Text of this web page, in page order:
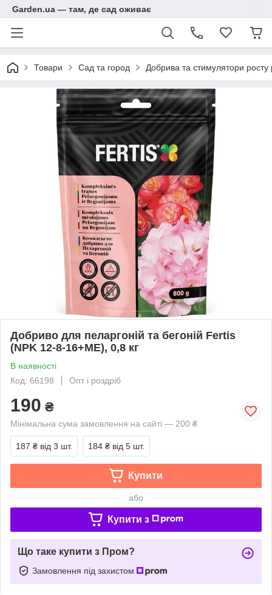
Garden.ua — там, де сад оживає
Товари Сад та город Добрива та стимулятори росту
Добриво для пеларгоній та бегоній Fertis
(NPK 12-8-16+МЕ), 0,8 кг
В наявності
Код: 66198
Опт і роздріб
190 ₴
Мінімальна сума замовлення на сайті — 200 ₴
187 ₴ від 3 шт. 184 ₴ від 5 шт.
Купити
або
Купити з
Що таке купити з Пром?
Замовлення під захистом